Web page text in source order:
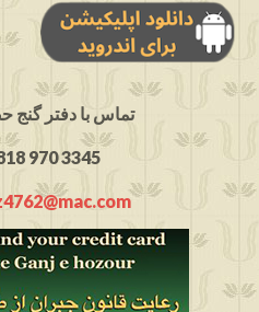
: تماس با دفتر گنج
970 3345